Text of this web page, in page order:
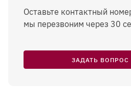
Оставьте контактный
мы перезвоним через 30
ЗАДАТЬ ВОПРОС